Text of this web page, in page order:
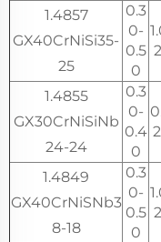
1.4857
GX40CrNiSi35-
25
0.3
0-
0.5
0
1.4855
GX30CrNiSiNb
24-24
0.3
0-
0.4
0
1.4849
GX40CrNiSNb3
8-18
0.3
0-
0.5
0